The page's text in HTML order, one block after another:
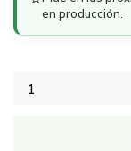
en producción.